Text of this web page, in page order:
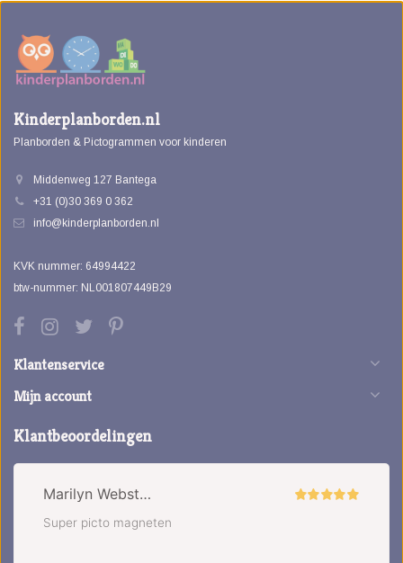
Kinderplanborden.nl
Planborden & Pictogrammen voor kinderen
Middenweg 127 Bantega
+31 (0)30 369 0 362
info@kinderplanborden.nl
KVK nummer: 64994422
btw-nummer: NL001807449B29
Klantenservice
Mijn account
Klantbeoordelingen